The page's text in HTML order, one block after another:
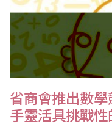
省商會推出數
手靈活具挑戰